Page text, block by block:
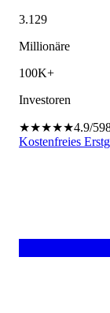
3.129
Millionäre
100K+
Investoren
★★★★★4.9/5
Kostenfreies